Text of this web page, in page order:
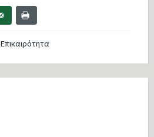
Επικαιρότητα